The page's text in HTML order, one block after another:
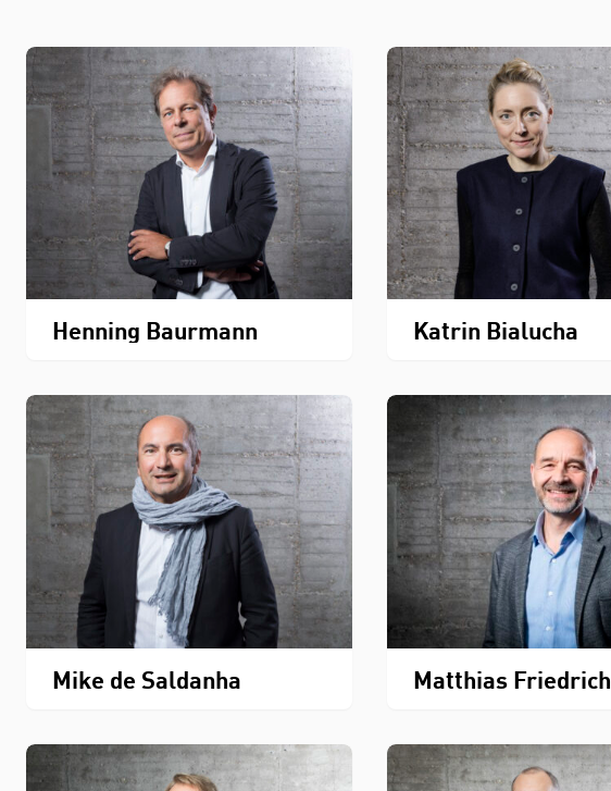
Henning Baurmann Katrin Bialucha
Mike de Saldanha Matthias Friedrich